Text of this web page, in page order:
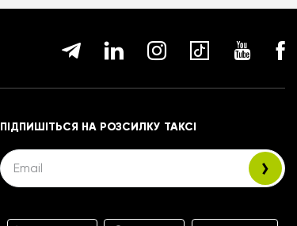
ПІДПИШІТЬСЯ НА РОЗСИЛКУ ТАКСІ